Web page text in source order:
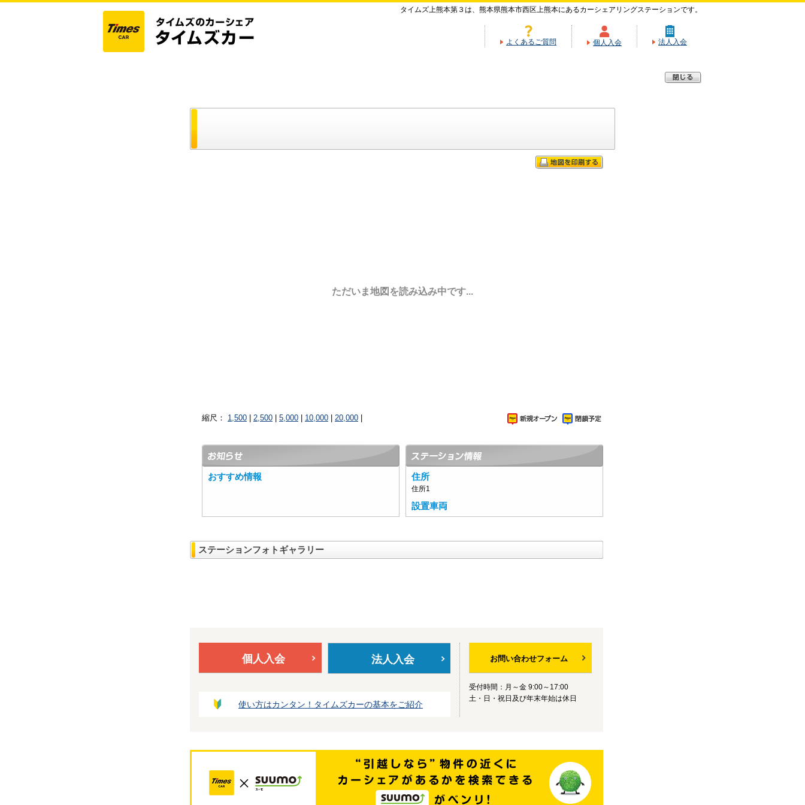
タイムズ上熊本第３は、熊本県熊本市西区上熊本にあるカーシェアリングステーションです。
よくあるご質問 個人入会 法人入会
ただいま地図を読み込み中です...
縮尺： 1,500 2,500 5,000 10,000 20,000
おすすめ情報 住所
住所1
設置車両
ステーションフォトギャラリー
個人入会 法人入会
使い方はカンタン！タイムズカーの基本をご紹介
お問い合わせフォーム
受付時間：月～金 9:00～17:00
土・日・祝日及び年末年始は休日